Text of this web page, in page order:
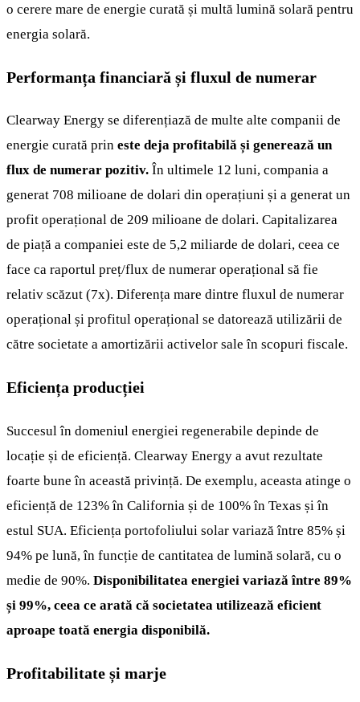
o cerere mare de energie curată și multă lumină solară pentru
energia solară.
Performanța financiară și fluxul de numerar
Clearway Energy se diferențiază de multe alte companii de
energie curată prin este deja profitabilă și generează un
flux de numerar pozitiv. În ultimele 12 luni, compania a
generat 708 milioane de dolari din operațiuni și a generat un
profit operațional de 209 milioane de dolari. Capitalizarea
de piață a companiei este de 5,2 miliarde de dolari, ceea ce
face ca raportul preț/flux de numerar operațional să fie
relativ scăzut (7x). Diferența mare dintre fluxul de numerar
operațional și profitul operațional se datorează utilizării de
către societate a amortizării activelor sale în scopuri fiscale.
Eficiența producției
Succesul în domeniul energiei regenerabile depinde de
locație și de eficiență. Clearway Energy a avut rezultate
foarte bune în această privință. De exemplu, aceasta atinge o
eficiență de 123% în California și de 100% în Texas și în
estul SUA. Eficiența portofoliului solar variază între 85% și
94% pe lună, în funcție de cantitatea de lumină solară, cu o
medie de 90%. Disponibilitatea energiei variază între 89%
și 99%, ceea ce arată că societatea utilizează eficient
aproape toată energia disponibilă.
Profitabilitate și marje